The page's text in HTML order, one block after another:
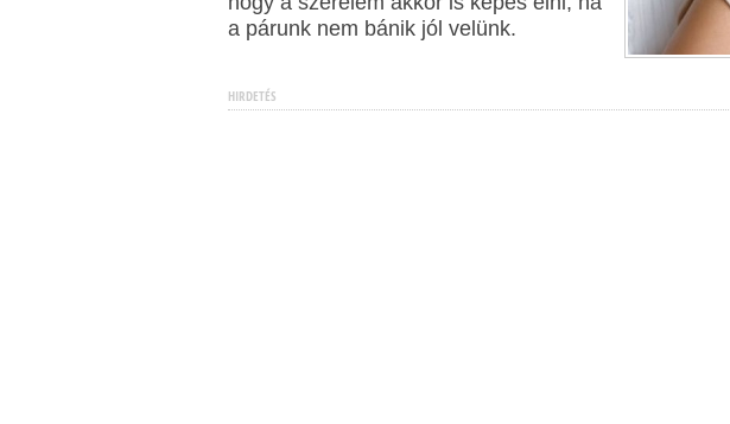
a párunk nem bánik jól velünk.
HIRDETÉS